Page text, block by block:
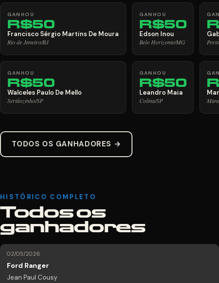
GANHOU
R$50
Francisco Sérgio Martins De Moura
Rio de Janeiro/RJ
GANHOU
R$50
Walceles Paulo De Mello
Sertãozinho/SP
GANHOU
R$50
Edson Inou
Belo Horizonte/MG
GANHOU
R$50
Leandro Maia
Colina/SP
TODOS OS GANHADORES →
HISTÓRICO COMPLETO
Todos os
ganhadores
02/05/2026
Ford Ranger
Jean Paul Cousy